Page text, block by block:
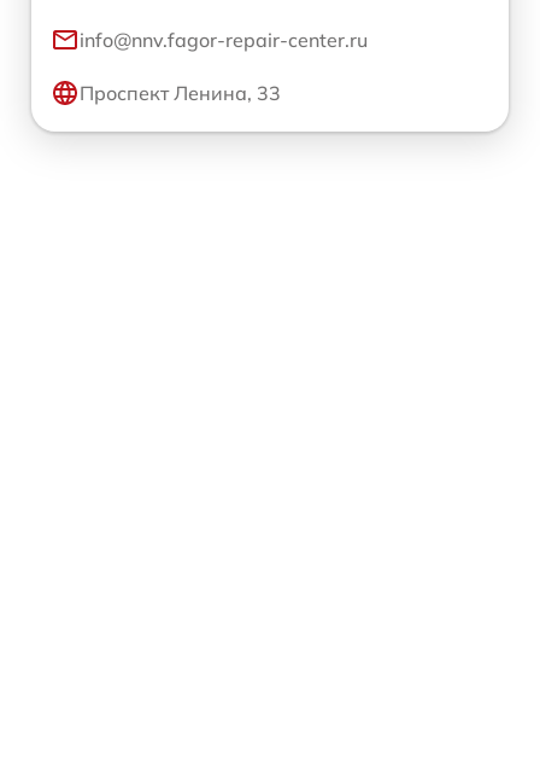
info@nnv.fagor-repair-center.ru
Проспект Ленина, 33